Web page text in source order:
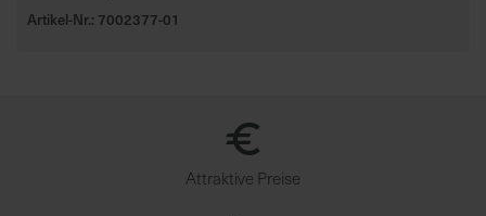
Artikel-Nr.: 7002377-01
Attraktive Preise